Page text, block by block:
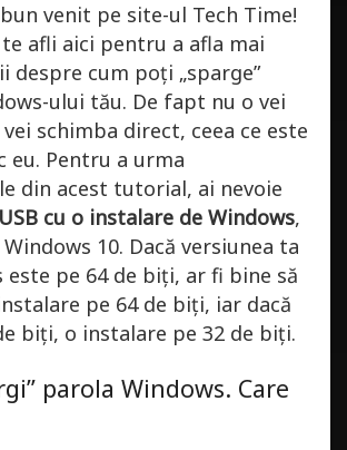
venit pe site-ul Tech Time!
afli aici pentru a afla mai
despre cum poți „sparge”
ului tău. De fapt nu o vei
schimba direct, ceea ce este
eu. Pentru a urma
din acest tutorial, ai nevoie
cu o instalare de Windows,
10. Dacă versiunea ta
este pe 64 de biți, ar fi bine să
pe 64 de biți, iar dacă
biți, o instalare pe 32 de biți.
parola Windows. Care